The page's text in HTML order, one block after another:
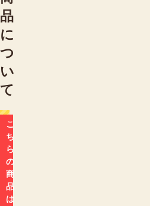
品
に
つ
い
て
こ
ち
ら
の
商
品
は